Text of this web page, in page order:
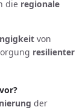
die regionale
von
resilienter
der